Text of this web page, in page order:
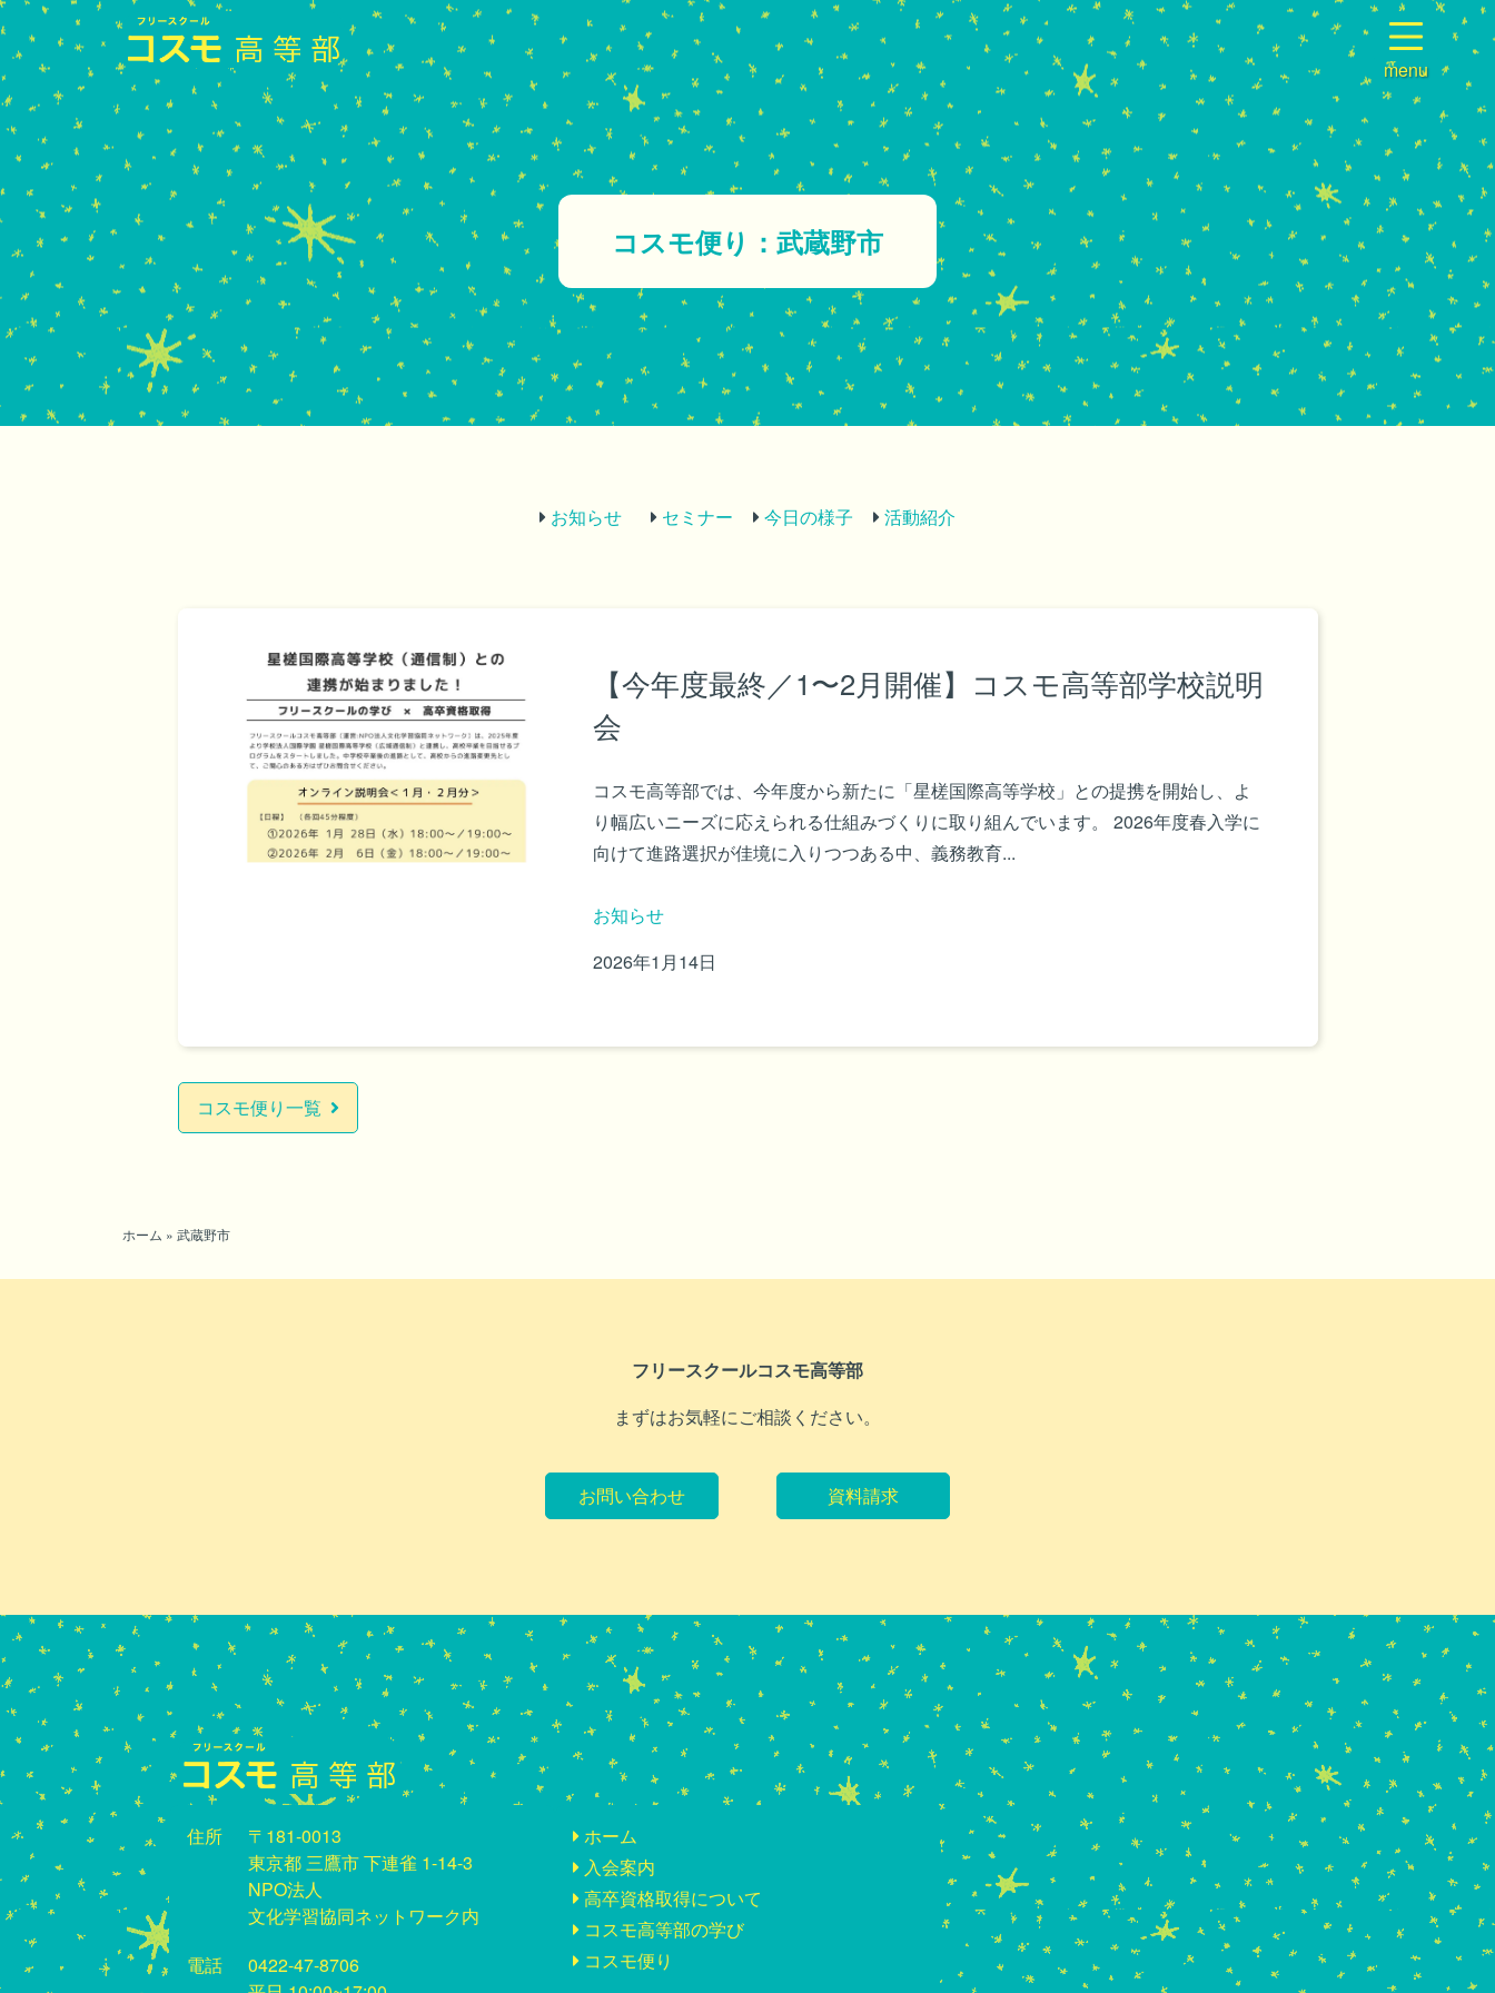
コスモ便り：武蔵野市
お知らせ セミナー 今日の様子 活動紹介
【今年度最終／1〜2月開催】コスモ高等部学校説明
会
コスモ高等部では、今年度から新たに「星槎国際高等学校」との提携を開始し、よ
り幅広いニーズに応えられる仕組みづくりに取り組んでいます。 2026年度春入学に
向けて進路選択が佳境に入りつつある中、義務教育...
お知らせ
2026年1月14日
コスモ便り一覧
ホーム » 武蔵野市
フリースクールコスモ高等部
まずはお気軽にご相談ください。
お問い合わせ 資料請求
住所
〒181-0013
東京都 三鷹市 下連雀 1-14-3
NPO法人
文化学習協同ネットワーク内
電話
0422-47-8706
ホーム
入会案内
高卒資格取得について
コスモ高等部の学び
コスモ便り